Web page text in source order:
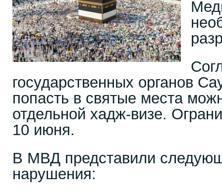
государственных органов
попасть в святые места
отдельной хадж-визе.
10 июня.
В МВД представили
нарушения: